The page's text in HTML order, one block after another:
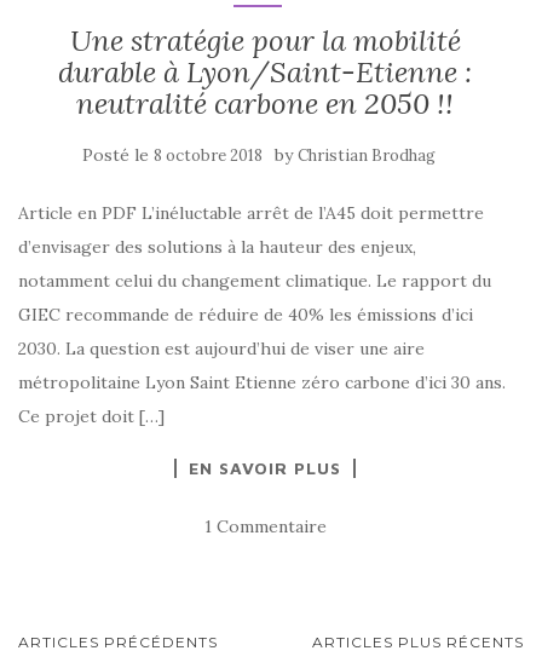
Une stratégie pour la mobilité
durable à Lyon/Saint-Etienne :
neutralité carbone en 2050 !!
Posté le 8 octobre 2018 byChristian Brodhag
Article en PDF L’inéluctable arrêt de l’A45 doit permettre
d’envisager des solutions à la hauteur des enjeux,
notamment celui du changement climatique. Le rapport du
GIEC recommande de réduire de 40% les émissions d’ici
2030. La question est aujourd’hui de viser une aire
métropolitaine Lyon Saint Etienne zéro carbone d’ici 30 ans.
Ce projet doit […]
EN SAVOIR PLUS
1 Commentaire
NAVIGATION
ARTICLES PRÉCÉDENTS ARTICLES PLUS RÉCENTS